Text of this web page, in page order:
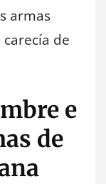
armas
de
e
de